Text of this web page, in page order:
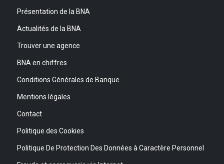
Présentation de la BNA
Actualités de la BNA
Trouver une agence
BNA en chiffres
Conditions Générales de Banque
Mentions légales
Contact
Politique des Cookies
Politique De Protection Des Données à Caractère Personnel